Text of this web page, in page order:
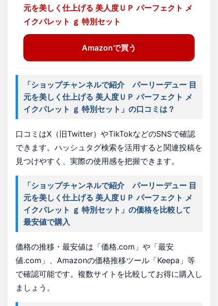
元を美しく仕上げる 美人度ＵＰ パーフェクト メ
イクパレット ｇ 特別セット
Amazonで買う
「ショップチャンネルで紹介 パーリーデュー 目
元を美しく仕上げる 美人度ＵＰ パーフェクト メ
イクパレット ｇ 特別セット」の口コミは？
口コミはX（旧Twitter）やTikTokなどのSNSで確認
できます。ハッシュタグ検索を活用すると関連投稿を
見つけやすく、実際の使用感を把握できます。
「ショップチャンネルで紹介 パーリーデュー 目
元を美しく仕上げる 美人度ＵＰ パーフェクト メ
イクパレット ｇ 特別セット」の価格を比較して
最安値で購入
価格の推移・最安値は「価格.com」や「最安
値.com」、Amazonの価格推移ツール「Keepa」等
で確認可能です。複数サイトを比較してお得に購入し
ましょう。